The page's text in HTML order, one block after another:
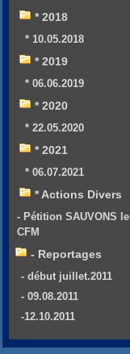
* 2018
* 10.05.2018
* 2019
* 06.06.2019
* 2020
* 22.05.2020
* 2021
* 06.07.2021
* Actions Divers
- Pétition SAUVONS le
CFM
- Reportages
- début juillet.2011
- 09.08.2011
-12.10.2011